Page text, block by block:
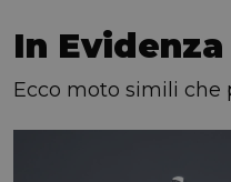
In Evidenza
Ecco moto simili che